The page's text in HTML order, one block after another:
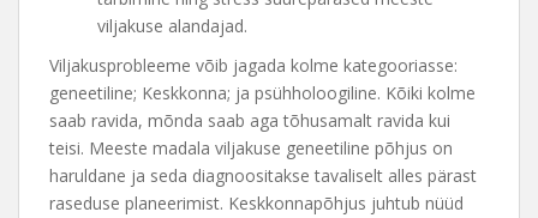
viljakuse alandajad.
Viljakusprobleeme võib jagada kolme kategooriasse:
geneetiline; Keskkonna; ja psühholoogiline. Kõiki kolme
saab ravida, mõnda saab aga tõhusamalt ravida kui
teisi. Meeste madala viljakuse geneetiline põhjus on
haruldane ja seda diagnoositakse tavaliselt alles pärast
raseduse planeerimist. Keskkonnapõhjus juhtub nüüd